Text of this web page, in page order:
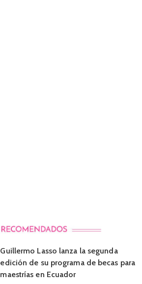
Guillermo Lasso lanza la segunda
edición de su programa de becas para
maestrías en Ecuador